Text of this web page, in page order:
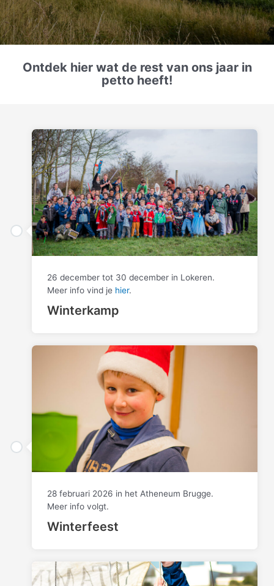
Ontdek hier wat de rest van ons jaar in
petto heeft!
26 december tot 30 december in Lokeren.
Meer info vind je hier.
Winterkamp
28 februari 2026 in het Atheneum Brugge.
Meer info volgt.
Winterfeest